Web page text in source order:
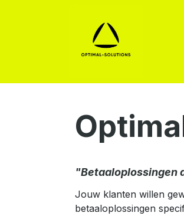
"Betaaloplossingen
Jouw klanten willen
betaaloplossingen